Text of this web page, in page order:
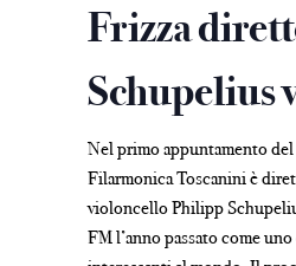
Frizza
Schupelius
Nel primo appuntamento
Filarmonica Toscanini è
violoncello Philipp
FM l’anno passato come